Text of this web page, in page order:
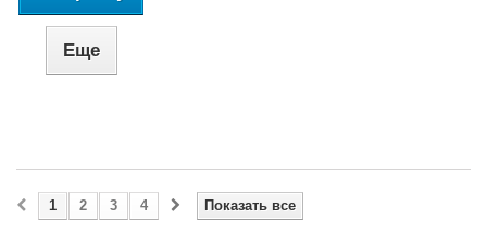
Еще
Показать все
1 2 3 4